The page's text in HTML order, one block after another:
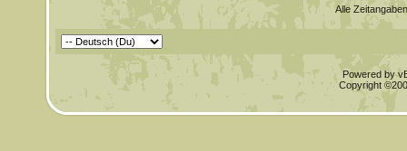
Alle
Powered by
Copyright